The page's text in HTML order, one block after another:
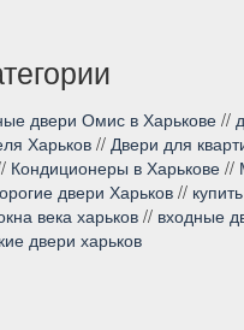
двери Омис в Харькове //
Харьков // Двери для
Кондиционеры в Харькове //
двери Харьков//
века харьков // входные
двери харьков